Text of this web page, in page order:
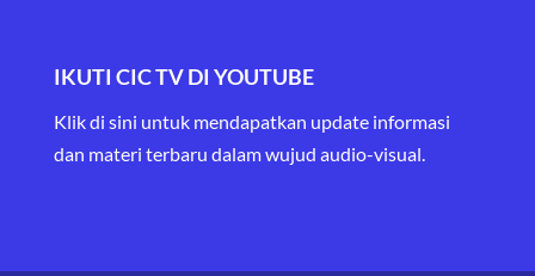
IKUTI CIC TV DI YOUTUBE
Klik di sini untuk mendapatkan update informasi
dan materi terbaru dalam wujud audio-visual.